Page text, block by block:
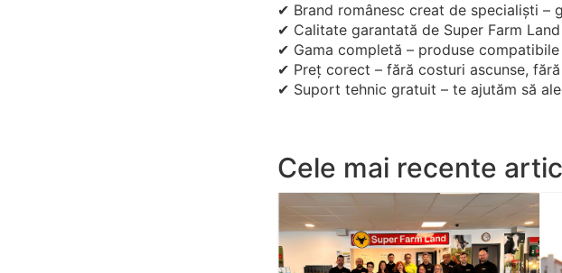
✔ Brand românesc creat de specialiști –
✔ Calitate garantată de Super Farm
✔ Gama completă – produse
✔ Preț corect – fără costuri ascunse,
✔ Suport tehnic gratuit – te ajutăm să
Cele mai recente